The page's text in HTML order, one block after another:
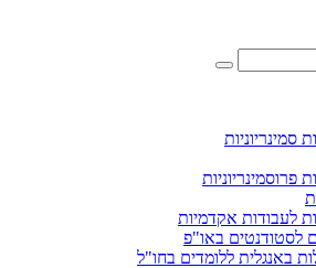
סמינריוניות
פרוסמינריוניות
לעבודות אקדמיות
לסטודנטים באו"פ
באנגלית ללומדים בחו"ל